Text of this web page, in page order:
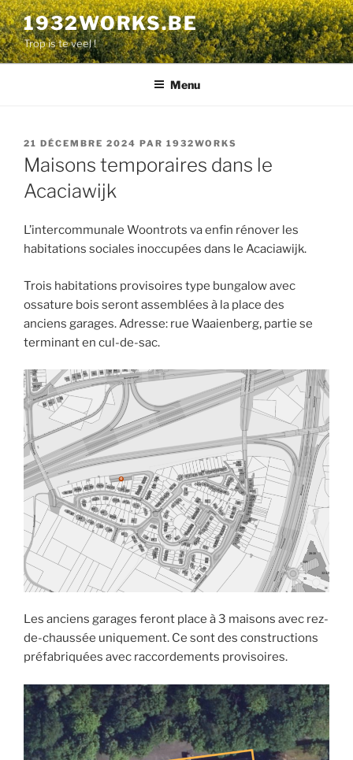
Aller
au
contenu
principal
1932WORKS.BE
Trop is te veel !
Menu
PUBLIÉ
LE
21 DÉCEMBRE 2024 PAR 1932WORKS
Maisons temporaires dans le
Acaciawijk
L’intercommunale Woontrots va enfin rénover les
habitations sociales inoccupées dans le Acaciawijk.
Trois habitations provisoires type bungalow avec
ossature bois seront assemblées à la place des
anciens garages. Adresse: rue Waaienberg, partie se
terminant en cul-de-sac.
Les anciens garages feront place à 3 maisons avec rez-
de-chaussée uniquement. Ce sont des constructions
préfabriquées avec raccordements provisoires.